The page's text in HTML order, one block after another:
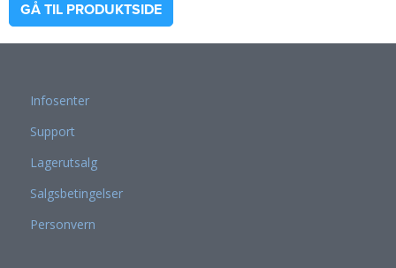
GÅ TIL PRODUKTSIDE
Infosenter
Support
Lagerutsalg
Salgsbetingelser
Personvern